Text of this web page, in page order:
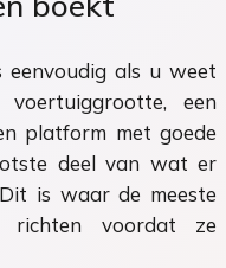
eenvoudig als u weet
een
platform met goede
deel van wat er
is waar de meeste
richten voordat ze